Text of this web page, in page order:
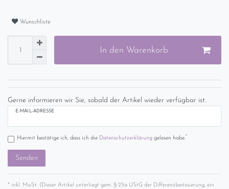
Wunschliste
In den Warenkorb
Gerne informieren wir Sie, sobald der Artikel wieder verfügbar ist.
E-MAIL-ADRESSE
Hiermit bestätige ich, dass ich die Daten­schutz­erklärunggelesen habe.*
Senden
* inkl. MwSt. (Dieser Artikel unterliegt gem. § 25a UStG der Differenzbesteuerung, ein